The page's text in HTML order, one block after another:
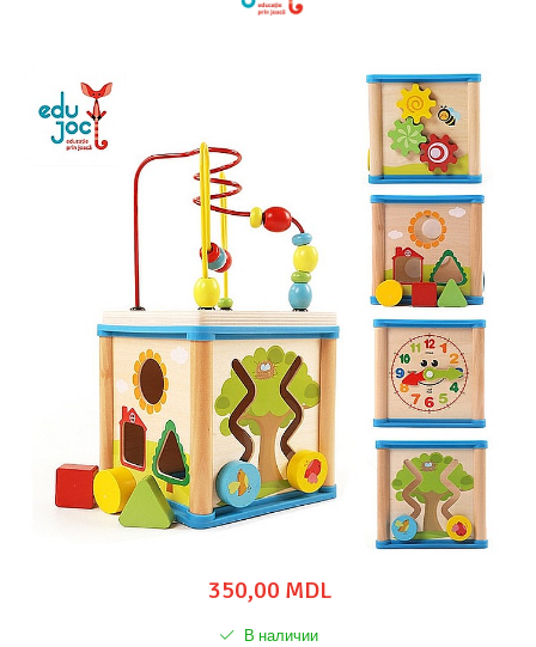
350,00 MDL
В наличии